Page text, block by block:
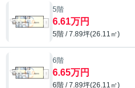
5階
6.61万円
5階 / 7.89坪(26.11㎡)
6階
6.65万円
6階 / 7.89坪(26.11㎡)